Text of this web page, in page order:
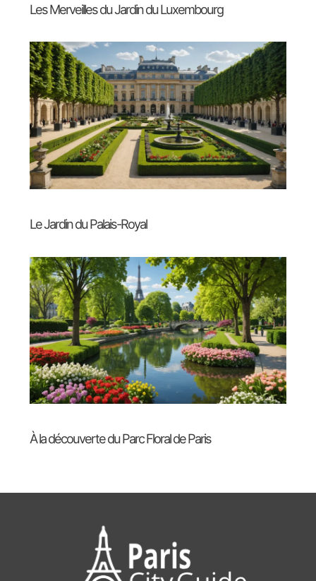
Les Merveilles du Jardin du Luxembourg
Le Jardin du Palais-Royal
À la découverte du Parc Floral de Paris